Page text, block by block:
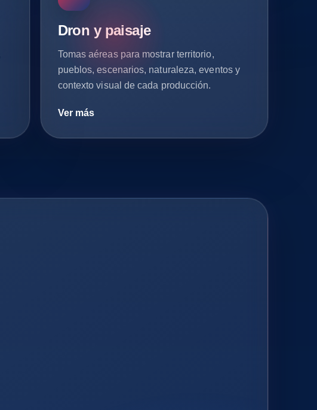
Dron y paisaje
Tomas aéreas para mostrar territorio,
pueblos, escenarios, naturaleza, eventos y
contexto visual de cada producción.
Ver más